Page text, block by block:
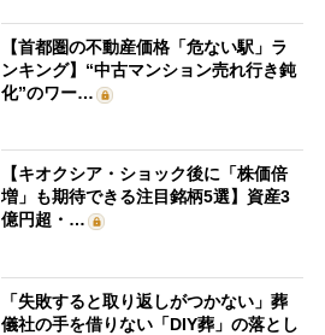
【首都圏の不動産価格「危ない駅」ラ
ンキング】“中古マンション売れ行き鈍
化”のワー…
【キオクシア・ショック後に「株価倍
増」も期待できる注目銘柄5選】資産3
億円超・…
「失敗すると取り返しがつかない」葬
儀社の手を借りない「DIY葬」の落とし